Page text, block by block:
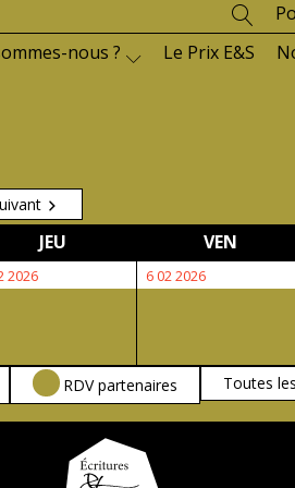
nous ? Le Prix E&S
JEUJEUDI VEN
20265
6 02 20266
RDV partenaires Toutes